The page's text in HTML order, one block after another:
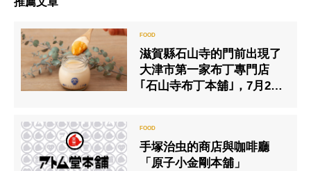
滋賀縣石山寺的門前出現了
大津市第一家布丁專門店
｢石山寺布丁本舖｣，7月23
手塚治虫的商店與咖啡廳
「原子小金剛本舖」